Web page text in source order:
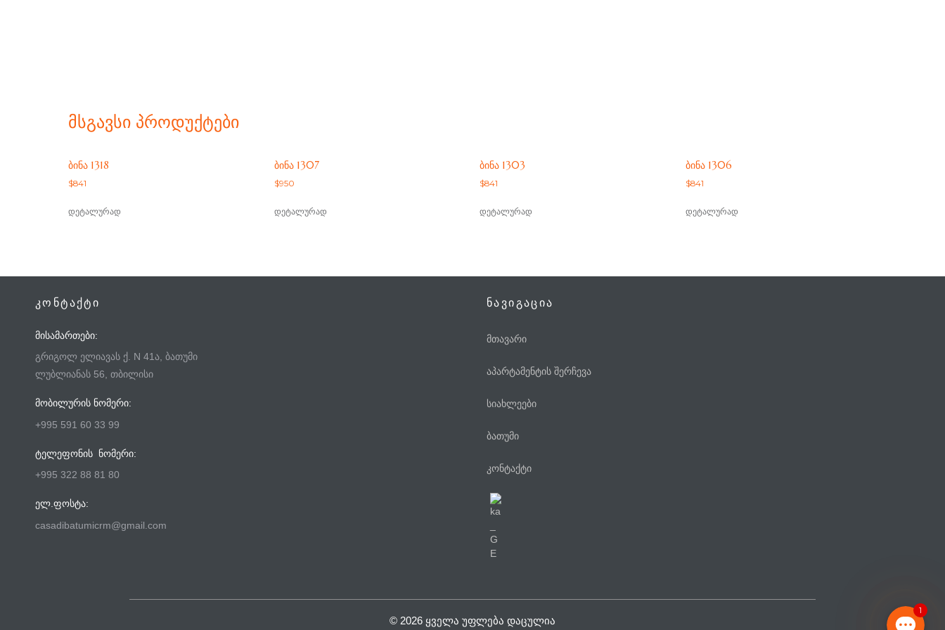
ᲛᲡᲒᲐᲕᲡᲘ ᲞᲠᲝᲓᲣᲥᲢᲔᲑᲘ
ᲑᲘᲜᲐ 1318
$841
დეტალურად
ᲑᲘᲜᲐ 1307
$950
დეტალურად
ᲑᲘᲜᲐ 1303
$841
დეტალურად
ᲑᲘᲜᲐ 1306
$841
დეტალურად
ᲙᲝᲜᲢᲐᲥᲢᲘ
ᲛᲘᲡᲐᲛᲐᲠᲗᲔᲑᲘ:
გრიგოლ ელიავას ქ. N 41ა, ბათუმი
ლუბლიანას 56, თბილისი
ᲛᲝᲑᲘᲚᲣᲠᲘᲡ ᲜᲝᲛᲔᲠᲘ:
+995 591 60 33 99
ᲢᲔᲚᲔᲤᲝᲜᲘᲡ ᲜᲝᲛᲔᲠᲘ:
+995 322 88 81 80
ᲔᲚ.ᲤᲝᲡᲢᲐ:
casadibatumicrm@gmail.com
ნავიგაცია
მთავარი
აპარტამენტის შერჩევა
სიახლეები
ბათუმი
კონტაქტი
© 2026 ᲧᲕᲔᲚᲐ ᲣᲤᲚᲔᲑᲐ ᲓᲐᲪᲣᲚᲘᲐ
1